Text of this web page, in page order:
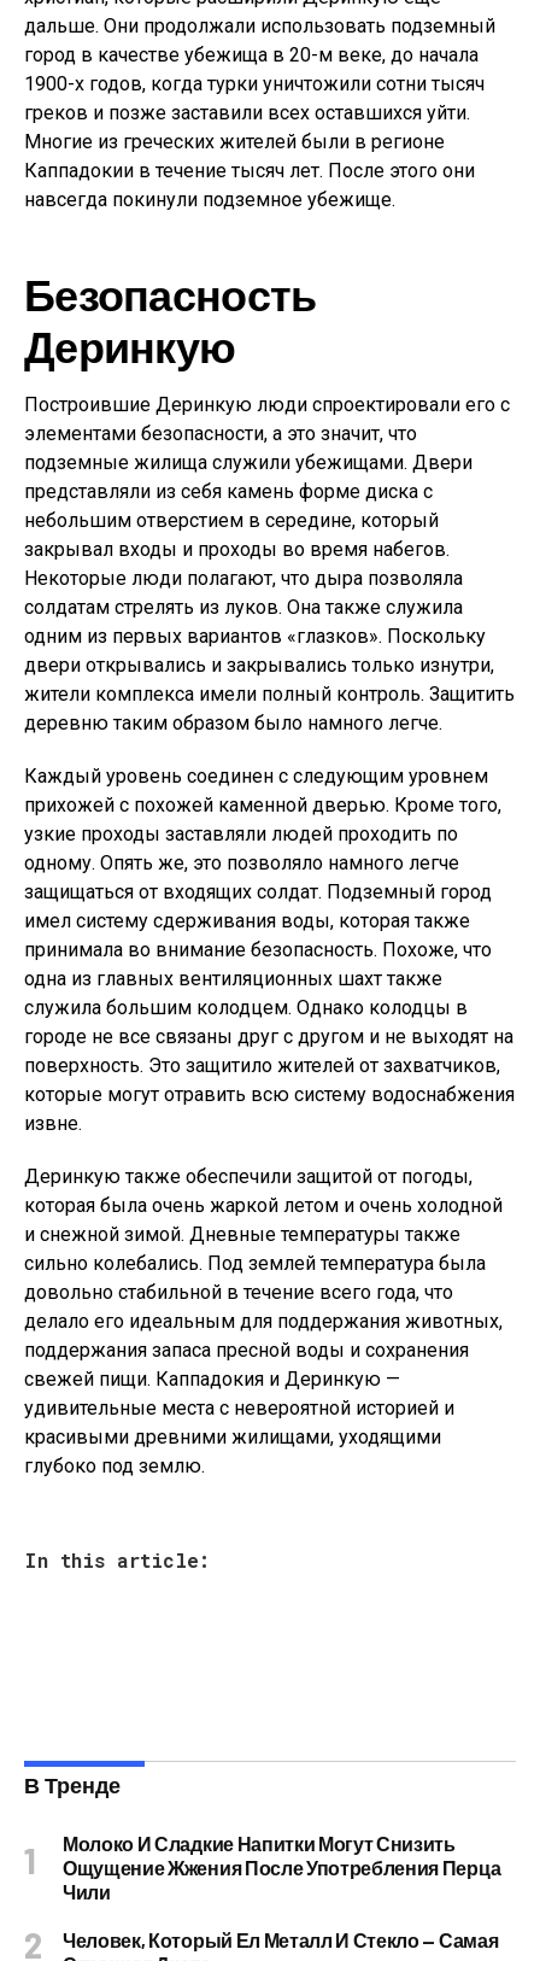
дальше. Они продолжали использовать подземный
город в качестве убежища в 20-м веке, до начала
1900-х годов, когда турки уничтожили сотни тысяч
греков и позже заставили всех оставшихся уйти.
Многие из греческих жителей были в регионе
Каппадокии в течение тысяч лет. После этого они
навсегда покинули подземное убежище.
Безопасность
Деринкую
Построившие Деринкую люди спроектировали его с
элементами безопасности, а это значит, что
подземные жилища служили убежищами. Двери
представляли из себя камень форме диска с
небольшим отверстием в середине, который
закрывал входы и проходы во время набегов.
Некоторые люди полагают, что дыра позволяла
солдатам стрелять из луков. Она также служила
одним из первых вариантов «глазков». Поскольку
двери открывались и закрывались только изнутри,
жители комплекса имели полный контроль. Защитить
деревню таким образом было намного легче.
Каждый уровень соединен с следующим уровнем
прихожей с похожей каменной дверью. Кроме того,
узкие проходы заставляли людей проходить по
одному. Опять же, это позволяло намного легче
защищаться от входящих солдат. Подземный город
имел систему сдерживания воды, которая также
принимала во внимание безопасность. Похоже, что
одна из главных вентиляционных шахт также
служила большим колодцем. Однако колодцы в
городе не все связаны друг с другом и не выходят на
поверхность. Это защитило жителей от захватчиков,
которые могут отравить всю систему водоснабжения
извне.
Деринкую также обеспечили защитой от погоды,
которая была очень жаркой летом и очень холодной
и снежной зимой. Дневные температуры также
сильно колебались. Под землей температура была
довольно стабильной в течение всего года, что
делало его идеальным для поддержания животных,
поддержания запаса пресной воды и сохранения
свежей пищи. Каппадокия и Деринкую —
удивительные места с невероятной историей и
красивыми древними жилищами, уходящими
глубоко под землю.
In this article:
В Тренде
Молоко И Сладкие Напитки Могут Снизить
Ощущение Жжения После Употребления Перца
Чили
Человек, Который Ел Металл И Стекло — Самая